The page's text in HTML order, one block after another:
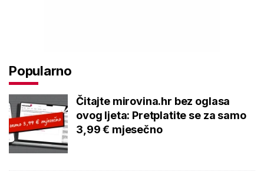
Popularno
Čitajte mirovina.hr bez oglasa
ovog ljeta: Pretplatite se za samo
3,99 € mjesečno